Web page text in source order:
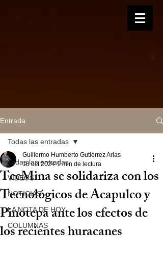
Entrada
Todas las entradas
VIDEOS
NOTICIAS
LA NOTA DE HOY
COLUMNAS
Todas las entradas
TecMina se solidariza con los
Tecnológicos de Acapulco y
Pinotepa ante los efectos de
los recientes huracanes
Guillermo Humberto Gutierrez Arias
18 oct 2024 1 min de lectura